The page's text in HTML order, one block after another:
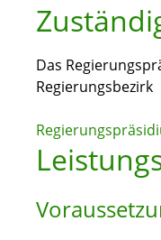
Das
Regierungsbezirk